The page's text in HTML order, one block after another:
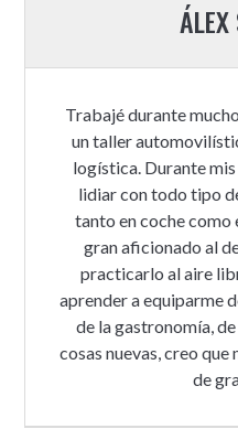
ÁLEX
Trabajé durante
un taller
logística. Durante
lidiar con todo tipo
tanto en coche como
gran aficionado al
practicarlo al aire
aprender a equiparme
de la gastronomía,
cosas nuevas, creo
de